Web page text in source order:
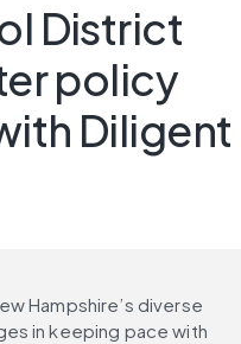
District
policy
Diligent
Hampshire’s diverse
in keeping pace with